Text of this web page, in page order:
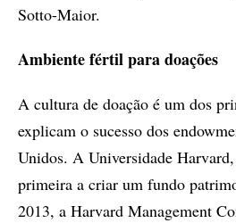
Sotto-Maior.
Ambiente fértil para doações
A cultura de doação é um dos
explicam o sucesso dos
Unidos. A Universidade
primeira a criar um fundo
2013, a Harvard Management